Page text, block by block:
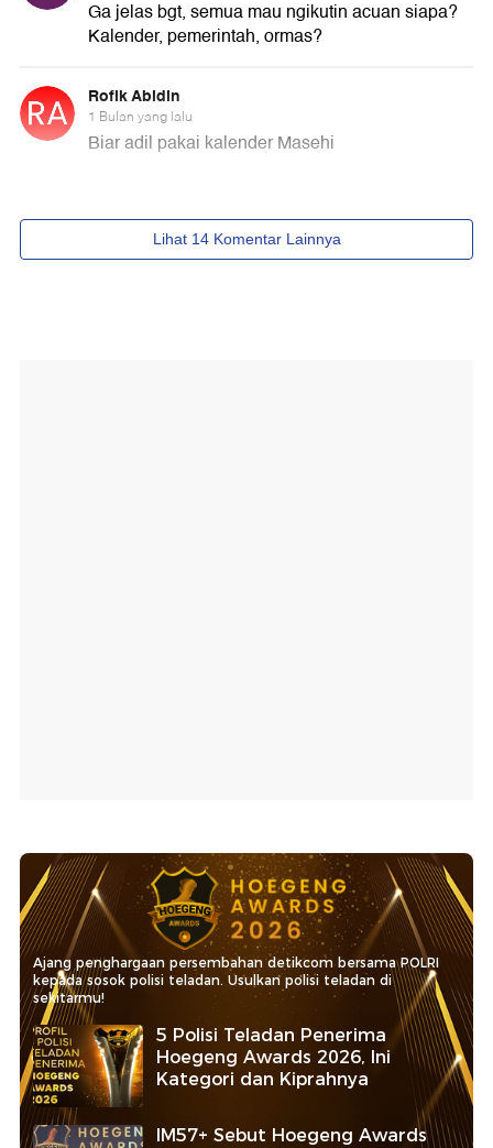
Ajang penghargaan persembahan detikcom bersama POLRI
kepada sosok polisi teladan. Usulkan polisi teladan di
sekitarmu!
5 Polisi Teladan Penerima
Hoegeng Awards 2026, Ini
Kategori dan Kiprahnya
IM57+ Sebut Hoegeng Awards